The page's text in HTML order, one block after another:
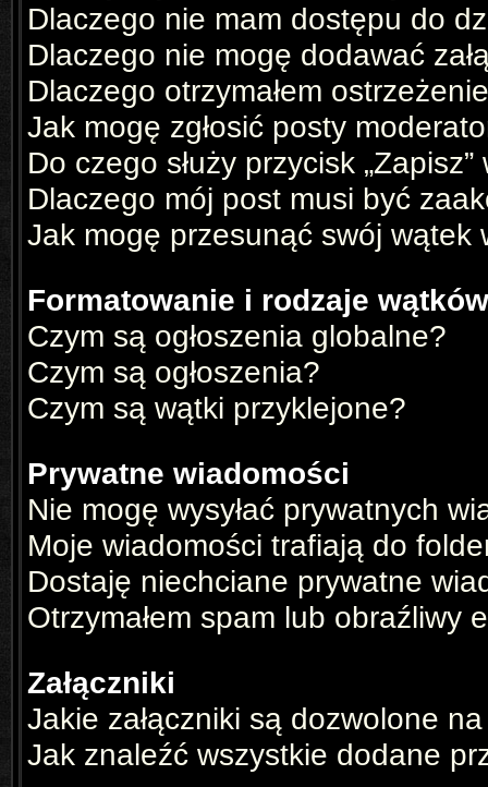
Dlaczego nie mam dostępu do
Dlaczego nie mogę dodawać
Dlaczego otrzymałem
Jak mogę zgłosić posty
Do czego służy przycisk
Dlaczego mój post musi być
Jak mogę przesunąć swój wątek
Formatowanie i rodzaje wątków
Czym są ogłoszenia globalne?
Czym są ogłoszenia?
Czym są wątki przyklejone?
Prywatne wiadomości
Nie mogę wysyłać prywatnych
Moje wiadomości trafiają do
Dostaję niechciane prywatne
Otrzymałem spam lub obraźliwy
Załączniki
Jakie załączniki są dozwolone
Jak znaleźć wszystkie dodane